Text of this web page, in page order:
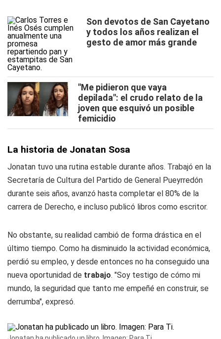
Son devotos de San Cayetano
y todos los años realizan el
gesto de amor más grande
"Me pidieron que vaya
depilada": el crudo relato de la
joven que esquivó un posible
femicidio
La historia de Jonatan Sosa
Jonatan tuvo una rutina estable durante años. Trabajó en la
Secretaría de Cultura del Partido de General Pueyrredón
durante seis años, avanzó hasta completar el 80% de la
carrera de Derecho, e incluso publicó libros como escritor.
No obstante, su realidad cambió de forma drástica en el
último tiempo. Como ha disminuido la actividad económica,
perdió su empleo, y desde entonces no ha conseguido una
nueva oportunidad de trabajo. "Soy testigo de cómo mi
mundo, la seguridad que tanto me empeñé en construir, se
derrumba", expresó.